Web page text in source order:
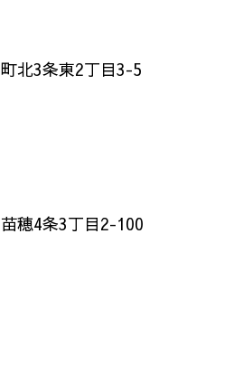
北3条東2丁目3-5
穂4条3丁目2-100